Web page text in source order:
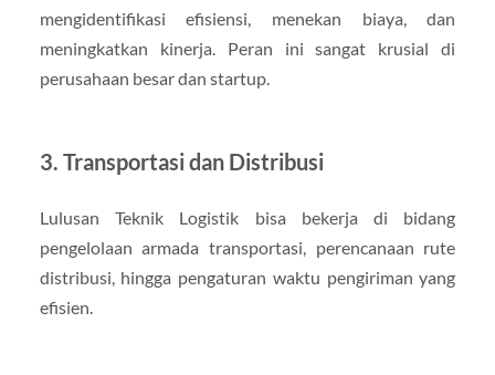
mengidentifikasi efisiensi, menekan biaya, dan
meningkatkan kinerja. Peran ini sangat krusial di
perusahaan besar dan startup.
3. Transportasi dan Distribusi
Lulusan Teknik Logistik bisa bekerja di bidang
pengelolaan armada transportasi, perencanaan rute
distribusi, hingga pengaturan waktu pengiriman yang
efisien.